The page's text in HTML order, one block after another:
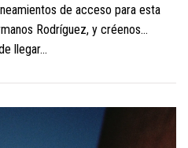
de acceso para esta
Rodríguez, y créenos…
llegar...